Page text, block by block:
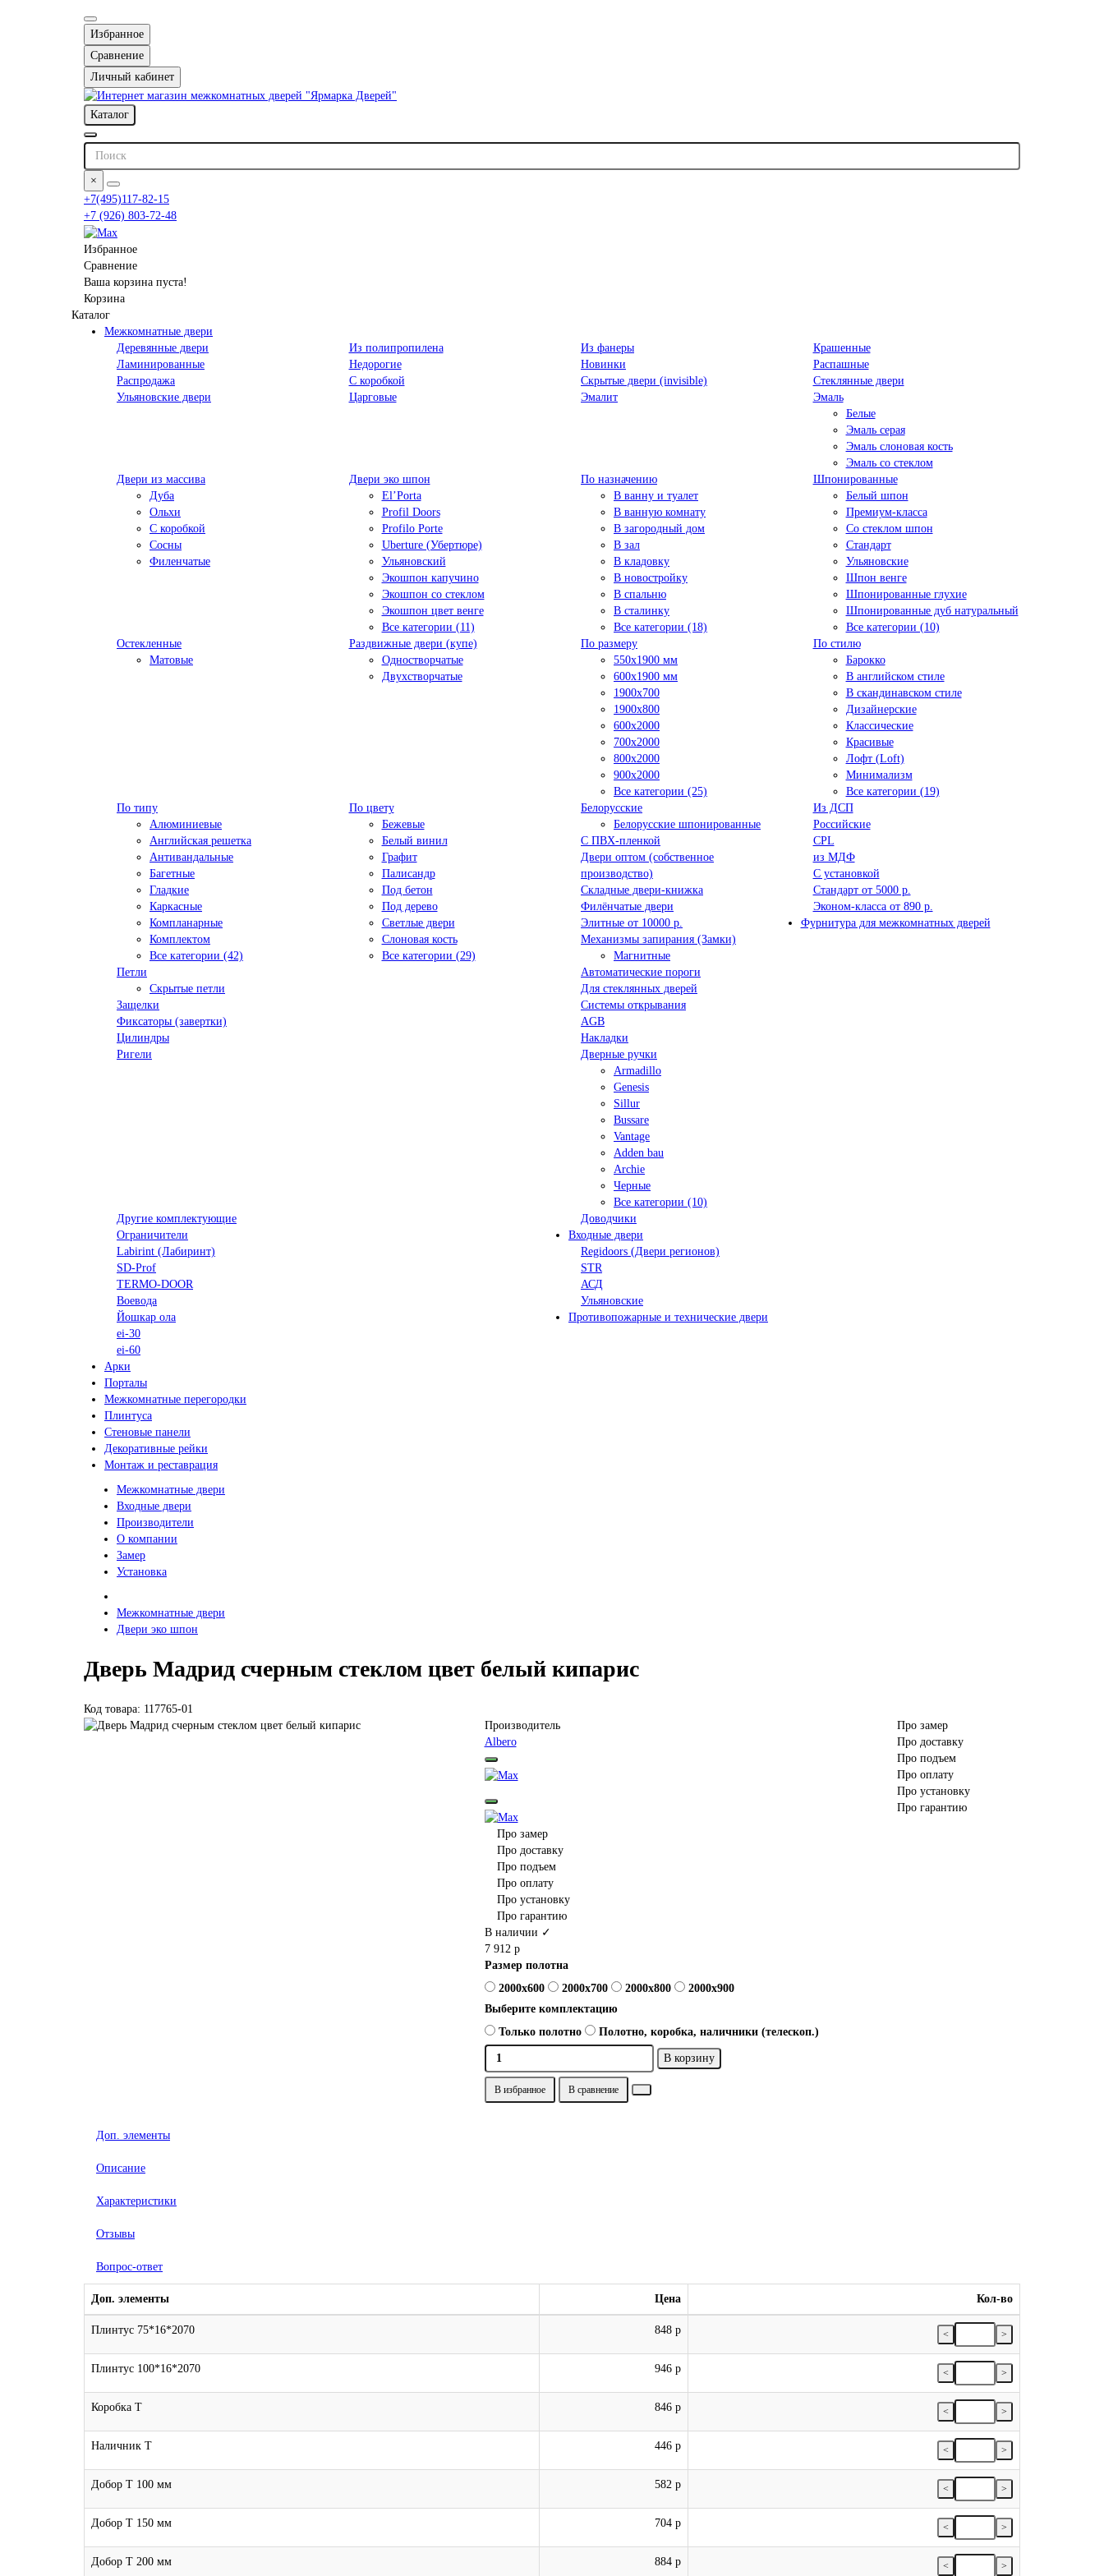
Избранное
Сравнение
Личный кабинет
Каталог
×
+7(495)117-82-15
+7 (926) 803-72-48
Избранное
Сравнение
Ваша корзина пуста!
Корзина
Каталог
Межкомнатные двери
Деревянные двери
Из полипропилена Из фанеры
Крашенные
Ламинированные
Недорогие Новинки
Распашные
Распродажа
С коробкой Скрытые двери (invisible)
Стеклянные двери
Ульяновские двери
Царговые Эмалит
Эмаль
Белые
Эмаль серая
Эмаль слоновая кость
Эмаль со стеклом
Двери из массива
Дуба
Ольхи
С коробкой
Сосны
Филенчатые
Двери эко шпон
El’Porta
Profil Doors
Profilo Porte
Uberture (Убертюре)
Ульяновский
Экошпон капучино
Экошпон со стеклом
Экошпон цвет венге
Все категории (11)
По назначению
В ванну и туалет
В ванную комнату
В загородный дом
В зал
В кладовку
В новостройку
В спальню
В сталинку
Все категории (18)
Шпонированные
Белый шпон
Премиум-класса
Со стеклом шпон
Стандарт
Ульяновские
Шпон венге
Шпонированные глухие
Шпонированные дуб натуральный
Все категории (10)
Остекленные
Матовые
Раздвижные двери (купе)
Одностворчатые
Двухстворчатые
По размеру
550x1900 мм
600x1900 мм
1900х700
1900х800
600x2000
700x2000
800x2000
900x2000
Все категории (25)
По стилю
Барокко
В английском стиле
В скандинавском стиле
Дизайнерские
Классические
Красивые
Лофт (Loft)
Минимализм
Все категории (19)
По типу
Алюминиевые
Английская решетка
Антивандальные
Багетные
Гладкие
Каркасные
Компланарные
Комплектом
Все категории (42)
По цвету
Бежевые
Белый винил
Графит
Палисандр
Под бетон
Под дерево
Светлые двери
Слоновая кость
Все категории (29)
Белорусские
Белорусские шпонированные
Из ДСП
Российские
C ПВХ-пленкой
CPL
Двери оптом (собственное
производство)
из МДФ
С установкой
Складные двери-книжка
Стандарт от 5000 р.
Филёнчатые двери
Эконом-класса от 890 р.
Элитные от 10000 р.
Фурнитура для межкомнатных дверей
Механизмы запирания (Замки)
Магнитные
Петли
Скрытые петли
Автоматические пороги
Для стеклянных дверей
Защелки
Системы открывания
Фиксаторы (завертки)
AGB
Цилиндры
Накладки
Ригели
Дверные ручки
Armadillo
Genesis
Sillur
Bussare
Vantage
Adden bau
Archie
Черные
Все категории (10)
Другие комплектующие
Доводчики
Ограничители
Входные двери
Labirint (Лабиринт)
Regidoors (Двери регионов)
SD-Prof
STR
TERMO-DOOR
АСД
Воевода
Ульяновские
Йошкар ола
Противопожарные и технические двери
ei-30
ei-60
Арки
Порталы
Межкомнатные перегородки
Плинтуса
Стеновые панели
Декоративные рейки
Монтаж и реставрация
Межкомнатные двери
Входные двери
Производители
О компании
Замер
Установка
Межкомнатные двери
Двери эко шпон
Дверь Мадрид счерным стеклом цвет белый кипарис
Код товара: 117765-01
Производитель
Albero
Про замер
Про доставку
Про подъем
Про оплату
Про установку
Про гарантию
В наличии ✓
7 912 р
Размер полотна
2000x600
2000x700 2000x800
2000x900
Выберите комплектацию
Только полотно
Полотно, коробка, наличники (телескоп.)
В корзину
В избранное В сравнение
Про замер
Про доставку
Про подъем
Про оплату
Про установку
Про гарантию
Доп. элементы
Описание
Характеристики
Отзывы
Вопрос-ответ
Доп. элементы Цена Кол-во
Плинтус 75*16*2070 848 р < >
Плинтус 100*16*2070 946 р < >
Коробка Т 846 р < >
Наличник Т 446 р < >
Добор Т 100 мм 582 р < >
Добор Т 150 мм 704 р < >
Добор Т 200 мм 884 р < >